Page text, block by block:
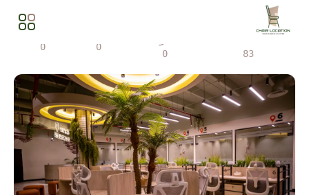
83
0
0
0